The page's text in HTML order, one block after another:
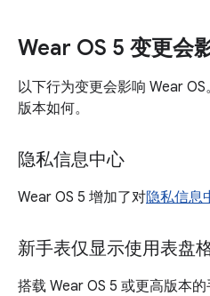
Wear OS 5 变更会
以下行为变更会影响 Wear
版本如何。
隐私信息中心
Wear OS 5 增加了对隐私信息
新手表仅显示使用表盘
搭载 Wear OS 5 或更高版本